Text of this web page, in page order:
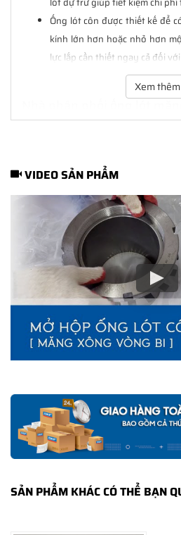
Ống lót côn được thiết kế để
kính lớn hơn hoặc nhỏ hơn
lực lắp cần thiết ngay cả đối
ống lót
chính hãng SKF
SKF Ngọc Anh - Phân phối uỷ quyền
hãng ®
Website: NGOCANH.COM -
[ VP Hà Nội ] LK 01.10 - Liền
Nội
Tel: (024) 85 865 866
Xem thêm
VIDEO SẢN PHẨM
SẢN PHẨM KHÁC CÓ THỂ BẠN